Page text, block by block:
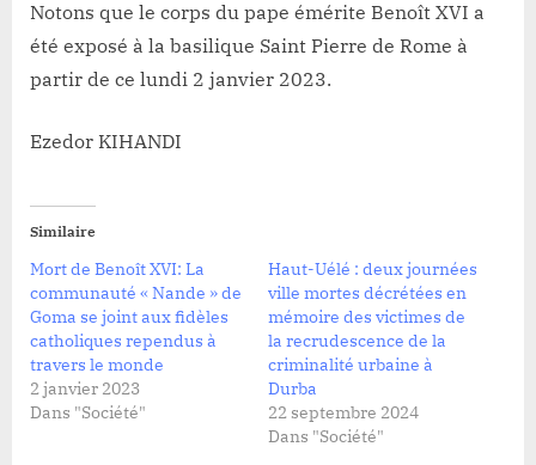
Notons que le corps du pape émérite Benoît XVI a
été exposé à la basilique Saint Pierre de Rome à
partir de ce lundi 2 janvier 2023.
Ezedor KIHANDI
Similaire
Mort de Benoît XVI: La
communauté « Nande » de
Goma se joint aux fidèles
catholiques rependus à
travers le monde
2 janvier 2023
Dans "Société"
Haut-Uélé : deux journées
ville mortes décrétées en
mémoire des victimes de
la recrudescence de la
criminalité urbaine à
Durba
22 septembre 2024
Dans "Société"